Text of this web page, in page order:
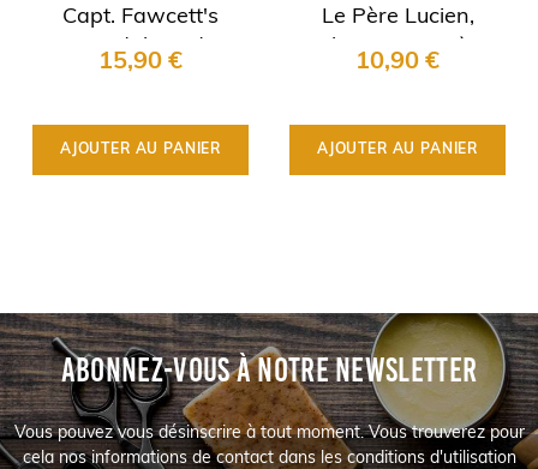
Capt. Fawcett's
Sandalwood
15,90 €
AJOUTER AU PANIER
Le Père Lucien,
Cologne - Fougère
10,90 €
AJOUTER AU PANIER
ABONNEZ-VOUS À NOTRE NEWSLETTER
Vous pouvez vous désinscrire à tout moment. Vous trouverez pour
cela nos informations de contact dans les conditions d'utilisation